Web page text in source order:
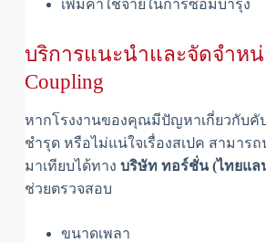
เพิ่มค่าใช้จ่ายในการซ่อมบำรุง
บริการแนะนำและจัดจำหน่
Coupling
หากโรงงานของคุณมีปัญหาเกี่ยวกับคั
ชำรุด หรือไม่แน่ใจเรื่องสเปค สามารถ
มาเทียบได้ทาง บริษัท ทอร์ชั่น (ไทยแล
ช่วยตรวจสอบ
ขนาดเพลา